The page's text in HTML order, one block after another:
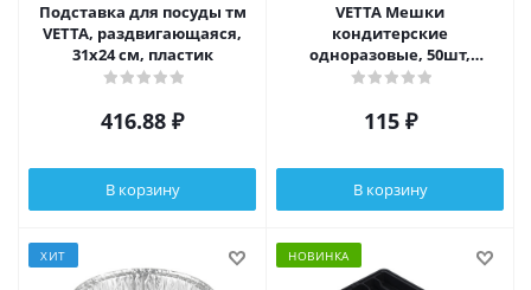
Подставка для посуды тм
VETTA, раздвигающаяся,
31х24 см, пластик
416.88 ₽
В корзину
VETTA Мешки
кондитерские
одноразовые, 50шт,
40x20x45см, 55мкм
115₽
В корзину
ХИТ НОВИНКА